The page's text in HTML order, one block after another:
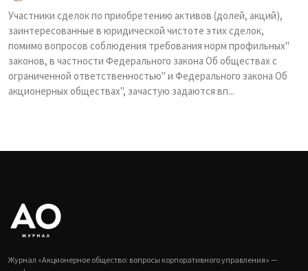
Участники сделок по приобретению активов (долей, акций),
заинтересованные в юридической чистоте этих сделок,
помимо вопросов соблюдения требования норм профильных"
законов, в частности Федерального закона Об обществах с
ограниченной ответственностью" и Федерального закона Об
акционерных обществах", зачастую задаются вп...
Журнал «Акционерное общество: вопросы корпоративного управления» —